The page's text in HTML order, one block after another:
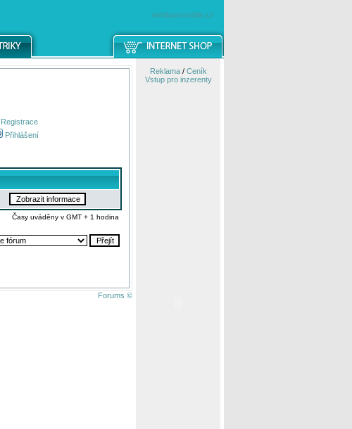
windowsmobile.cz
Registrace
Přihlášení
Časy uváděny v GMT + 1 hodina
Forums ©
Reklama/ Ceník
Vstup pro inzerenty